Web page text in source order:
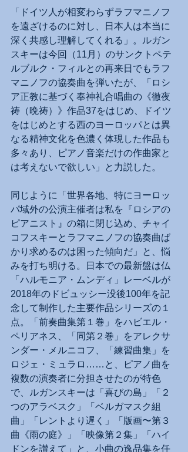
「ドイツ人が相変わらずラフマニノフ
を遠ざけるのに対し、日本人は本当に
深く共感し理解してくれる」。ルガン
スキーは今回（11月）のサンクトペテ
ルブルク・フィルとの再来日でもラフ
マニノフの協奏曲を弾いたが、「ロシ
ア正教に基づく奉神礼合唱曲の《徹夜
祷（晩祷）》作品37をはじめ、ドイツ
をはじめとする西のヨーロッパとは異
なる精神文化を色濃く体現した作品も
多々あり、ピアノ音楽だけの作曲家と
は考えないで欲しい」と力説した。
同じように「世界各地、特にヨーロッ
パ域外の公演主催者は私を『ロシアの
ピアニスト』の箱に閉じ込め、チャイ
コフスキーとラフマニノフの協奏曲ば
かり求めるのは困った傾向だ」と、悩
みを打ち明ける。日本での最新盤は仏
「ハルモニア・ムンディ」レーベルが
2018年のドビュッシー没後100年を記
念して制作した主要作品シリーズの１
点。「前奏曲集第１巻」をハビエル・
ペリアネス、「同第２巻」をアレクサ
ンダー・メルニコフ、「練習曲集」を
ロジェ・ミュラロ……と、ピアノ曲を
複数の演奏者に分担させたのが特色
で、ルガンスキーは「喜びの島」「２
つのアラベスク」「ベルガマスク組
曲」「レントより遅く」「版画〜第３
曲《雨の庭》」「映像第２集」「ハイ
ドンを讃えて」と、小曲の逸品集を任